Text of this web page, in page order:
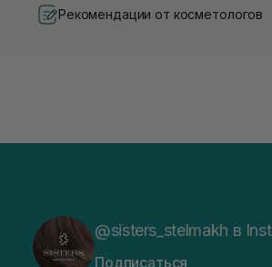
Рекомендации от косметологов
@sisters_stelmakh в
Подписаться